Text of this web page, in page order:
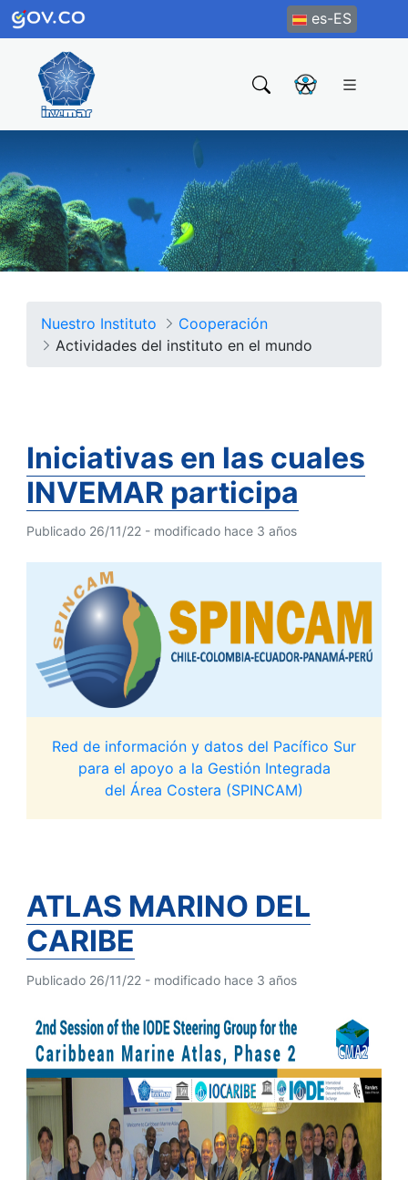
es-ES
Nuestro Instituto
Cooperación
Actividades del instituto en el mundo
Iniciativas en las cuales
INVEMAR participa
Publicado 26/11/22 - modificado hace 3 años
Red de información y datos del Pacífico Sur
para el apoyo a la Gestión Integrada
del Área Costera (SPINCAM)
ATLAS MARINO DEL
CARIBE
Publicado 26/11/22 - modificado hace 3 años